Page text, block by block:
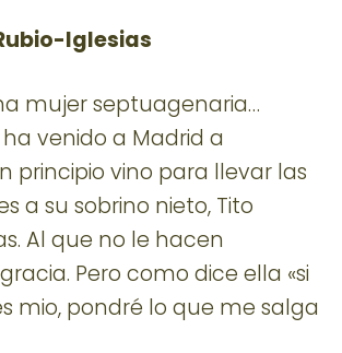
Iglesias
mujer septuagenaria…
ha venido a Madrid a
principio vino para llevar las
a su sobrino nieto, Tito
Al que no le hacen
Pero como dice ella «si
mio, pondré lo que me salga